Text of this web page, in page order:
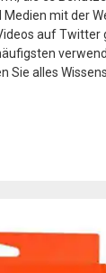
mit der
auf Twitter
Sie alles